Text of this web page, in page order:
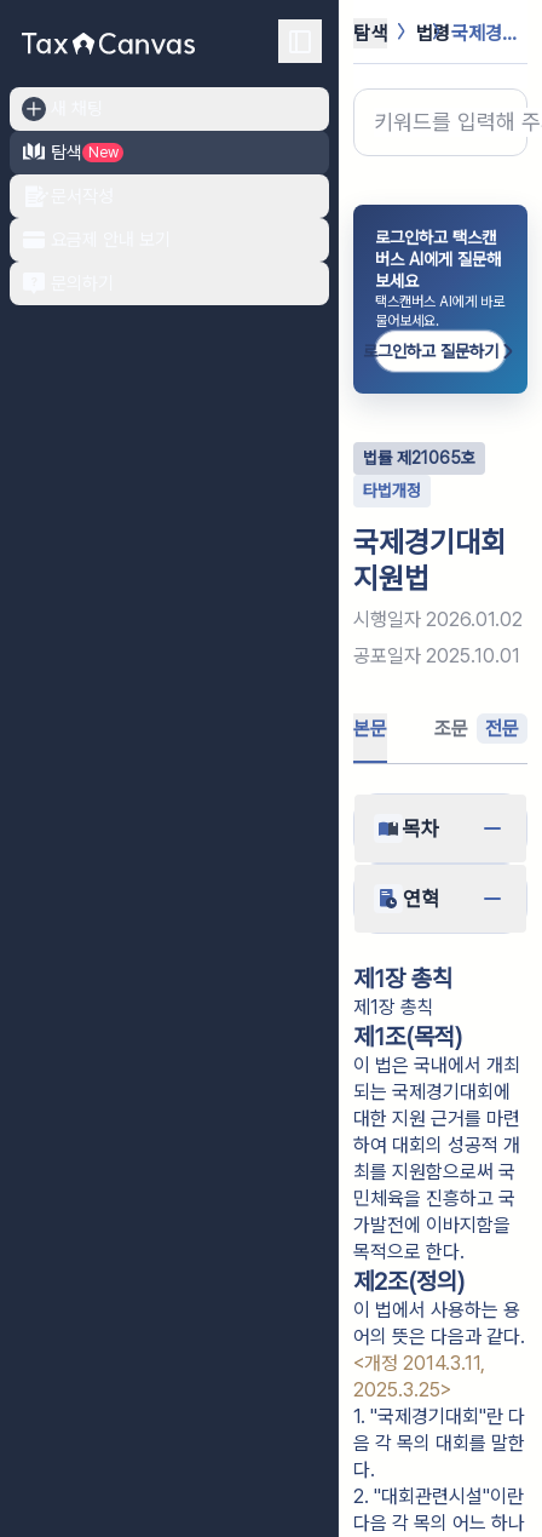
탐색
New
탐색 법령 국제경기대회 지원법
로그인하고 택스캔
버스 AI에게 질문해
보세요
택스캔버스 AI에게 바로
물어보세요.
로그인하고 질문하기
법률제 21065호
타법개정
국제경기대회
지원법
시행일자 2026.01.02
공포일자 2025.10.01
본문 조문 전문
목차
연혁
제1장 총칙
제1장 총칙
제1조(목적)
이 법은 국내에서 개최
되는 국제경기대회에
대한 지원 근거를 마련
하여 대회의 성공적 개
최를 지원함으로써 국
민체육을 진흥하고 국
가발전에 이바지함을
목적으로 한다.
제2조(정의)
이 법에서 사용하는 용
어의 뜻은 다음과 같다.
<개정 2014.3.11,
2025.3.25>
1. "국제경기대회"란 다
음 각 목의 대회를 말한
다.
2. "대회관련시설"이란
다음 각 목의 어느 하나